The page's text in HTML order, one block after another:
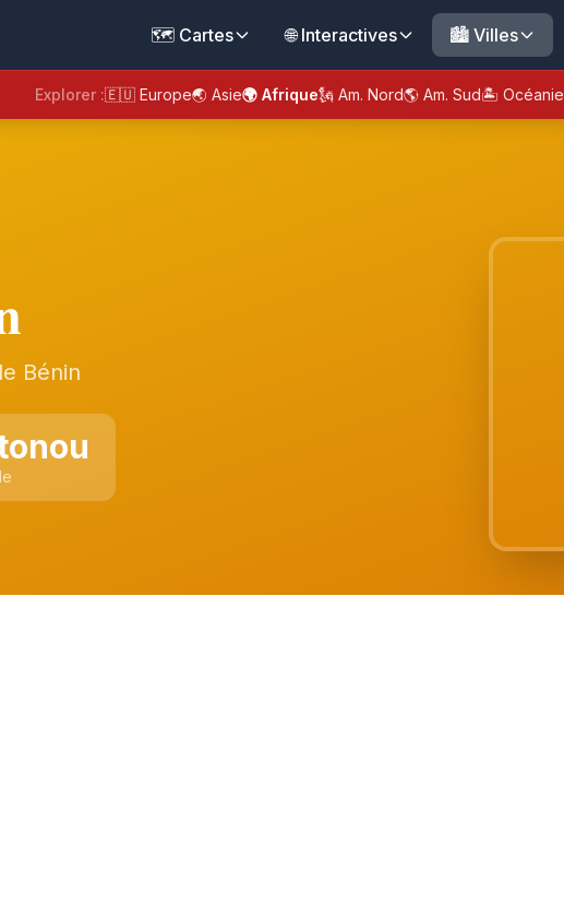
🗺️ Cartes 🌐 Interactives 🏙️ Villes
Explorer :🇪🇺 Europe🌏 Asie🌍 Afrique🗽 Am. Nord🌎 Am. Sud🏝️ Océanie
Bénin